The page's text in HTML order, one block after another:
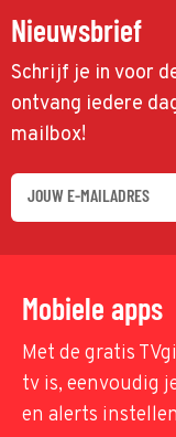
Nieuwsbrief
Schrijf je in voor
ontvang iedere
mailbox!
Mobiele apps
Met de gratis
tv is, eenvoudig
en alerts